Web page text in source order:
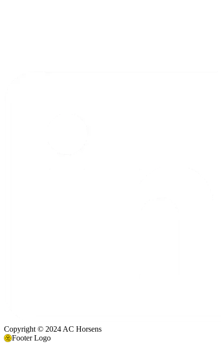
Copyright © 2024 AC Horsens
Footer Logo